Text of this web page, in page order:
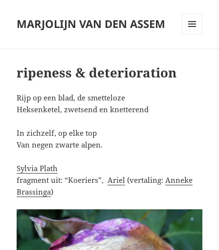
MARJOLIJN VAN DEN ASSEM
ripeness & deterioration
Rijp op een blad, de smetteloze
Heksenketel, zwetsend en knetterend
In zichzelf, op elke top
Van negen zwarte alpen.
Sylvia Plath
fragment uit: “Koeriers”,Ariel (vertaling:Anneke
Brassinga)